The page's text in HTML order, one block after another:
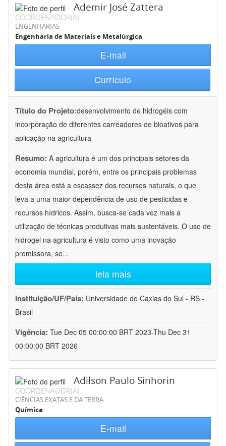
Ademir José Zattera
COORDENADOR(A)
ENGENHARIAS
Engenharia de Materiais e Metalúrgica
E-mail
Currículo
Título do Projeto:desenvolvimento de hidrogéis com
incorporação de diferentes carreadores de bioativos para
aplicação na agricultura
Resumo: A agricultura é um dos principais setores da
economia mundial, porém, entre os principais problemas
desta área está a escassez dos recursos naturais, o que
leva a uma maior dependência de uso de pesticidas e
recursos hídricos. Assim, busca-se cada vez mais a
utilização de técnicas produtivas mais sustentáveis. O uso de
hidrogel na agricultura é visto como uma inovação
promissora, se...
leia mais
Instituição/UF/País: Universidade de Caxias do Sul - RS -
Brasil
Vigência: Tue Dec 05 00:00:00 BRT 2023-Thu Dec 31
00:00:00 BRT 2026
Adilson Paulo Sinhorin
COORDENADOR(A)
CIÊNCIAS EXATAS E DA TERRA
Química
E-mail